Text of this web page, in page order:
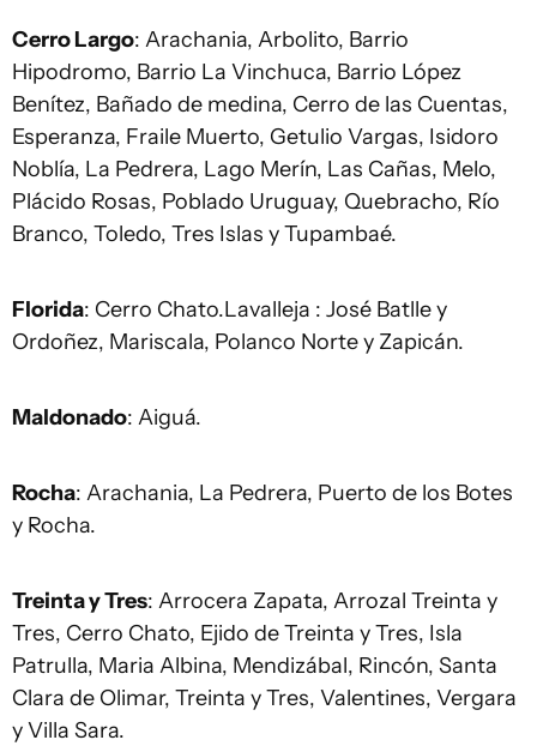
Cerro Largo: Arachania, Arbolito, Barrio
Hipodromo, Barrio La Vinchuca, Barrio López
Benítez, Bañado de medina, Cerro de las Cuentas,
Esperanza, Fraile Muerto, Getulio Vargas, Isidoro
Noblía, La Pedrera, Lago Merín, Las Cañas, Melo,
Plácido Rosas, Poblado Uruguay, Quebracho, Río
Branco, Toledo, Tres Islas y Tupambaé.
Florida: Cerro Chato.Lavalleja : José Batlle y
Ordoñez, Mariscala, Polanco Norte y Zapicán.
Maldonado: Aiguá.
Rocha: Arachania, La Pedrera, Puerto de los Botes
y Rocha.
Treinta y Tres: Arrocera Zapata, Arrozal Treinta y
Tres, Cerro Chato, Ejido de Treinta y Tres, Isla
Patrulla, Maria Albina, Mendizábal, Rincón, Santa
Clara de Olimar, Treinta y Tres, Valentines, Vergara
y Villa Sara.